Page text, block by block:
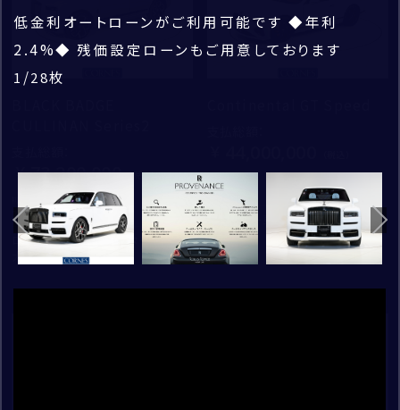
BENTLEY
ROLLS ROYCE
SINGER VEHICLE DESIGN
青系 黄系
オレンジ系
STORE
ベントレー東京 芝
ベントレー大阪
73,200,000
2025
走行距離：
300
ロールス・ロイス・モーター・カーズ
大阪
2026
ベントレー東京 芝ショールーム
低金利オートローンがご利用可能です ◆年利
2.4%◆ 残価設定ローンもご用意しております
1 /28枚
プロビナンス ご納車時の整備はもちろん、ご納車後
２年間（距離無制限）保証付きで安心してお乗り頂け
ます
アフターメンテナンスも、RR社認定の弊社サービス
センターにお任せ下さい
1 /28枚
エクステリアカラー「アークティック・ホワイト」
1 /28枚
フロントグリルまわりやサイドフレーム・フィニッシャ
ー、ブート・ハンドル、ブート・トリム、下部エアインレ
ット・フィニッシャー、エキゾースト・パイプなどはダ
シューティング・スター・ヘッドライナー、リヤ・シアタ
ー・コンフィグレーション、ピクニックテーブル等、装
備しております
Black Badge専用ホイール。リムはカーボン製で軽
量化にも貢献。22インチ・パートポリッシュ・ホイー
ル
60°V型12気筒エンジンを搭載
1 /28枚
トランクは電動開閉式で容量は約526リッター
1 /28枚
インテリアカラー「ブラック」
1 /28枚
インスツルメントパネル・トップ・ステッチ
1 /28枚
センターコンソールに備わるインフォテインメントシ
ステムの操作スイッチやヒルディセントコントロール
スイッチ等
360度アラウンドビューモニター＆センサーで狭いス
ペースの運転も安心です
1 /28枚
フロント・ベンチレーションシート
1 /28枚
コントラスト・シート・パピング
1 /28枚
ヘッドレストにRR刺繍
1 /28枚
流れ星を演出する「シューティング・スター・ヘッドラ
イナー」
1 /28枚
リヤ・シアター・コンフィグレーションwithピクニック
テーブル
1 /28枚
VINプレート
1 /28枚
RR ビスポーク・オーデイオ
1 /28枚
ドライバーズ・アシスタンス
1 /28枚
シングル・コーチライン
1 /28枚
1/28枚
1/28枚
1/28枚
1/28枚
1/28枚
ダーククローム仕上げのS.o.E
1 /28枚
お問い合わせの店舗
お名前
ご連絡方法
電話